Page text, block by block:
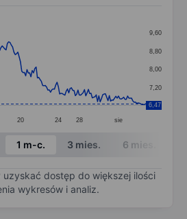
data points.
displaying categories.
axis displaying values. Data
20 24 28 sie
7,20
8,00
8,80
9,60
6,47
1 m-c. 3 mies. 6 mies.
uzyskać dostęp do większej ilości
wykresów i analiz.